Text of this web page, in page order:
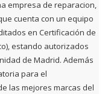
empresa de reparacion,
cuenta con un equipo
en Certificación de
estando autorizados
de Madrid. Además
para el
las mejores marcas del